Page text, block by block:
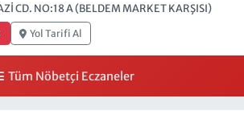
CD. NO:18 A (BELDEM MARKET KARŞISI)
Yol Tarifi Al
Tüm Nöbetçi Eczaneler